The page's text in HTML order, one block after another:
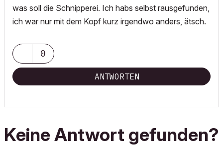
was soll die Schnipperei. Ich habs selbst rausgefunden,
ich war nur mit dem Kopf kurz irgendwo anders, ätsch.
0
ANTWORTEN
Keine Antwort gefunden?